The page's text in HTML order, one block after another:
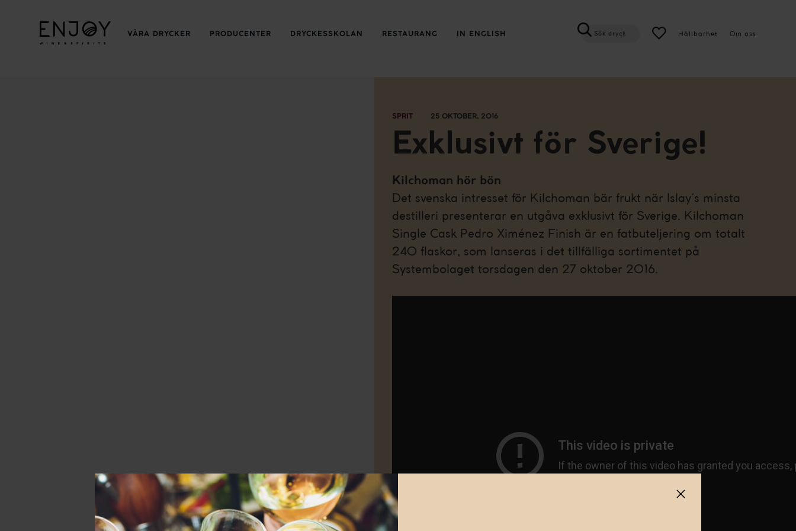
VÅRA DRYCKER PRODUCENTER DRYCKESSKOLAN RESTAURANG IN ENGLISH Sök dryck Hållbarhet Om oss
SPRIT 25 OKTOBER, 2016
Exklusivt för Sverige!
Kilchoman hör bön
Det svenska intresset för Kilchoman bär frukt när Islay´s minsta
destilleri presenterar en utgåva exklusivt för Sverige. Kilchoman
Single Cask Pedro Ximénez Finish är en fatbuteljering om totalt
240 flaskor, som lanseras i det tillfälliga sortimentet på
Systembolaget torsdagen den 27 oktober 2016.